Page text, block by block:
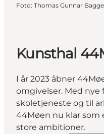
Foto: Thomas Gunnar Bagge
Kunsthal
I år 2023 åbner
omgivelser. Med nye
skoletjeneste og til
44Møen nu klar som
store ambitioner.